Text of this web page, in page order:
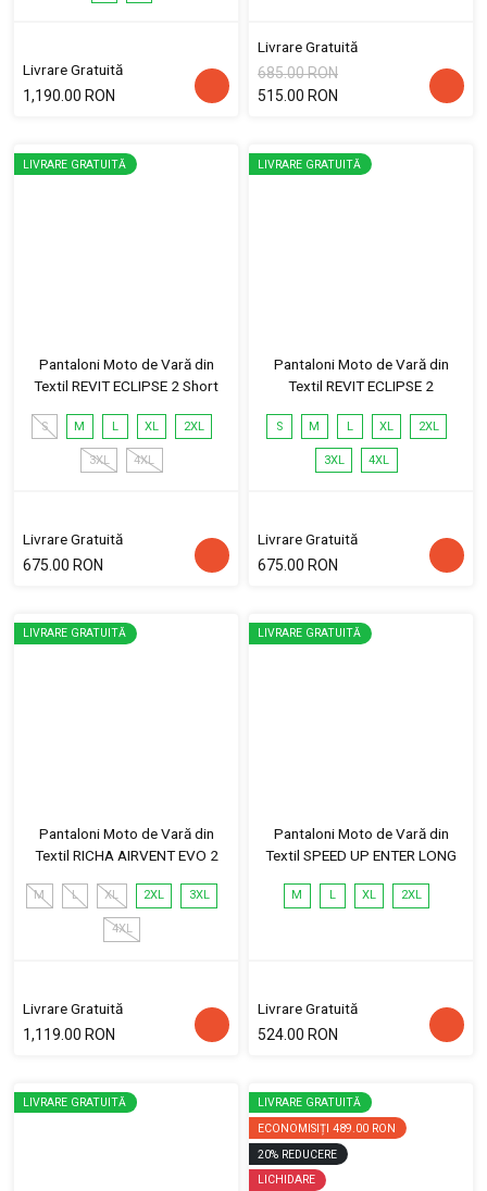
Livrare Gratuită
1,190.00 RON
Livrare Gratuită
685.00 RON
515.00 RON
LIVRARE GRATUITĂ
Pantaloni Moto de Vară din
Textil REVIT ECLIPSE 2 Short
S M L XL 2XL
3XL 4XL
Livrare Gratuită
675.00 RON
LIVRARE GRATUITĂ
Pantaloni Moto de Vară din
Textil REVIT ECLIPSE 2
S M L XL 2XL
3XL 4XL
Livrare Gratuită
675.00 RON
LIVRARE GRATUITĂ
Pantaloni Moto de Vară din
Textil RICHA AIRVENT EVO 2
M L XL 2XL 3XL
4XL
Livrare Gratuită
1,119.00 RON
LIVRARE GRATUITĂ
Pantaloni Moto de Vară din
Textil SPEED UP ENTER LONG
M L XL 2XL
Livrare Gratuită
524.00 RON
LIVRARE GRATUITĂ
LIVRARE GRATUITĂ
ECONOMISIȚI 489.00 RON
20% REDUCERE
LICHIDARE